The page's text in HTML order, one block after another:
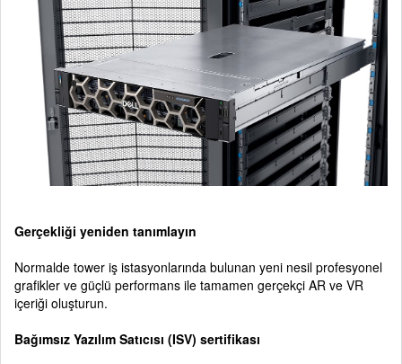
Gerçekliği yeniden tanımlayın
Normalde tower iş istasyonlarında bulunan yeni nesil profesyonel
grafikler ve güçlü performans ile tamamen gerçekçi AR ve VR
içeriği oluşturun.
Bağımsız Yazılım Satıcısı (ISV) sertifikası